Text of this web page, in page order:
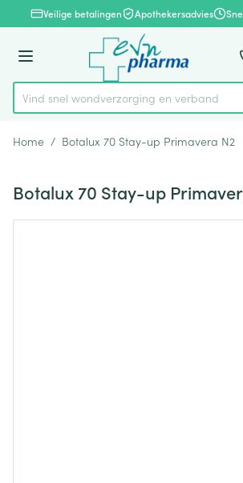
Ga naar de inhoud
1 van 1Veilige betalingen Apothekersadvies
Menu
Product, merk, categorie...
Vind snel wondverzorging en verband
Home / Botalux 70 Stay-up Primavera N2
Botalux 70 Stay-up